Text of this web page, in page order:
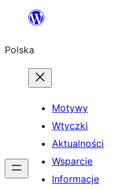
Przejdź
treści
Polska
Motywy
Wtyczki
Aktualności
Wsparcie
Informacje